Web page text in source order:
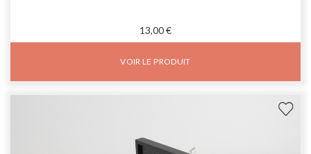
13,00 €
VOIR LE PRODUIT